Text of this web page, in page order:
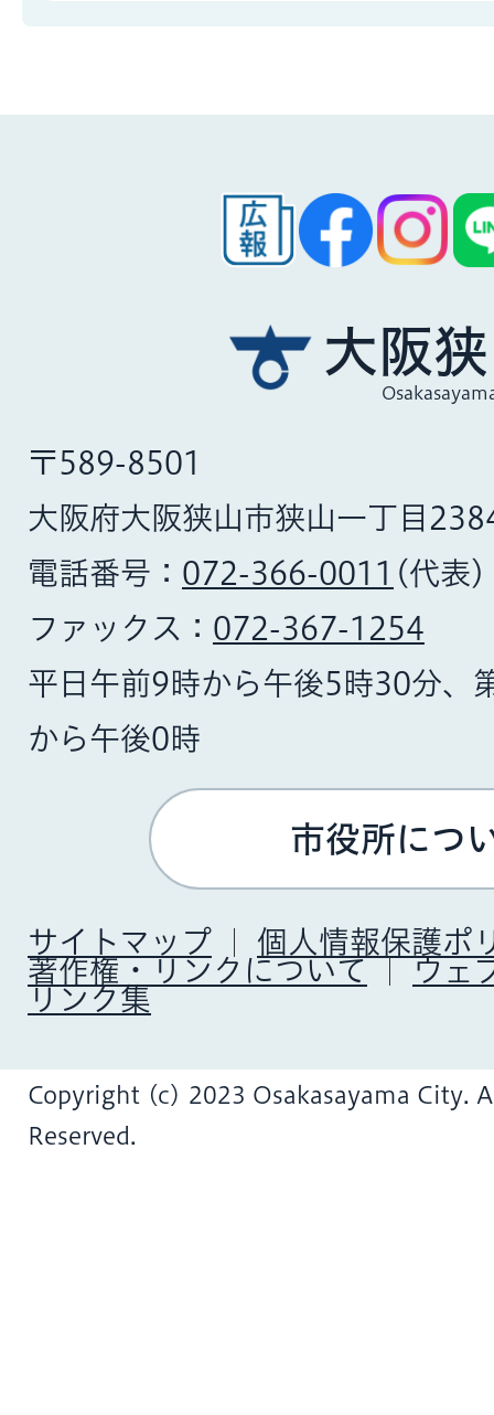
大阪
〒589-8501
大阪府大阪狭山市狭山一丁目
電話番号： 072-366-0011 (代表)
ファックス： 072-367-1254
平日午前9時から午後5時30分、
から午後0時
市役所につ
サイトマップ
個人情報保護ポ
著作権・リンクについて
ウェ
リンク集
Copyright (c) 2023 Osakasayama City.
Reserved.